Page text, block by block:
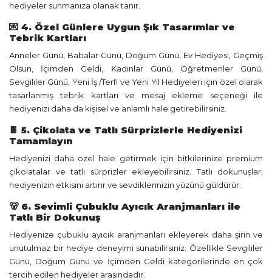
hediyeler sunmanıza olanak tanır.
💌 4. Özel Günlere Uygun Şık Tasarımlar ve
Tebrik Kartları
Anneler Günü, Babalar Günü, Doğum Günü, Ev Hediyesi, Geçmiş
Olsun, İçimden Geldi, Kadınlar Günü, Öğretmenler Günü,
Sevgililer Günü, Yeni İş /Terfi ve Yeni Yıl Hediyeleri için özel olarak
tasarlanmış tebrik kartları ve mesaj ekleme seçeneği ile
hediyenizi daha da kişisel ve anlamlı hale getirebilirsiniz.
🍫 5. Çikolata ve Tatlı Sürprizlerle Hediyenizi
Tamamlayın
Hediyenizi daha özel hale getirmek için bitkilerinize premium
çikolatalar ve tatlı sürprizler ekleyebilirsiniz. Tatlı dokunuşlar,
hediyenizin etkisini artırır ve sevdiklerinizin yüzünü güldürür.
🐻 6. Sevimli Çubuklu Ayıcık Aranjmanları ile
Tatlı Bir Dokunuş
Hediyenize çubuklu ayıcık aranjmanları ekleyerek daha şirin ve
unutulmaz bir hediye deneyimi sunabilirsiniz. Özellikle Sevgililer
Günü, Doğum Günü ve İçimden Geldi kategorilerinde en çok
tercih edilen hediyeler arasındadır.